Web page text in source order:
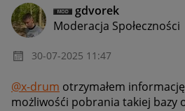
gdvorek
Moderacja Społeczności
‎30-07-2025 11:47
@x-drum otrzymałem
możliwośći pobrania takiej bazy